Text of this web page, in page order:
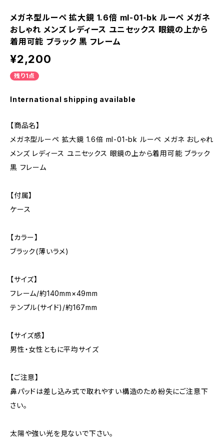
メガネ型ルーペ 拡大鏡 1.6倍 ml-01-bk ルーペ メガネ
おしゃれ メンズ レディース ユニセックス 眼鏡の上から
着用可能 ブラック 黒 フレーム
¥2,200
残り1点
International shipping available
【商品名】
メガネ型ルーペ 拡大鏡 1.6倍 ml-01-bk ルーペ メガネ おしゃれ
メンズ レディース ユニセックス 眼鏡の上から着用可能 ブラック
黒 フレーム
【付属】
ケース
【カラー】
ブラック(薄いラメ)
【サイズ】
フレーム/約140mm×49mm
テンプル(サイド)/約167mm
【サイズ感】
男性・女性ともに平均サイズ
【ご注意】
鼻パッドは差し込み式で取れやすい構造のため紛失にご注意下
さい。
太陽や強い光を見ないで下さい。